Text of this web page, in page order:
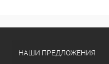
НАШИ ПРЕДЛОЖЕНИЯ